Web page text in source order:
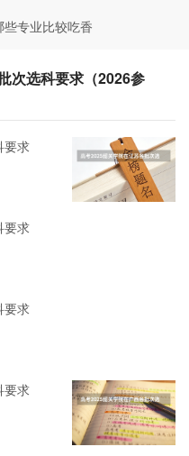
专业比较吃香
次选科要求（2026参
要求
要求
要求
要求